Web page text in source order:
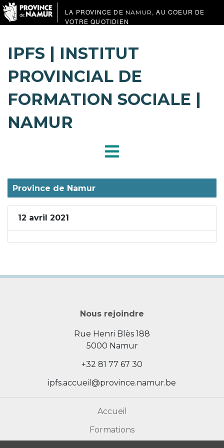
LA PROVINCE DE NAMUR , AU COEUR DE
VOTRE QUOTIDIEN
IPFS | INSTITUT
PROVINCIAL DE
FORMATION SOCIALE |
NAMUR
Province de Namur
12 avril 2021
Nous rejoindre
Rue Henri Blès 188
5000 Namur
+32 81 77 67 30
ipfs.accueil@province.namur.be
Accueil
Formations